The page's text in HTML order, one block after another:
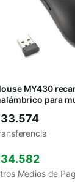
MY430
para
33.574
34.582
Medios de